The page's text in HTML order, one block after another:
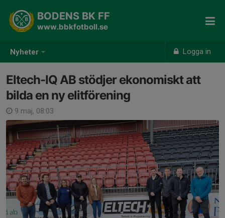
Nyheter Logga in
BODENS BK FF
www.bbkfotboll.se
Eltech-IQ AB stödjer ekonomiskt att
bilda en ny elitförening
9 maj, 08:03